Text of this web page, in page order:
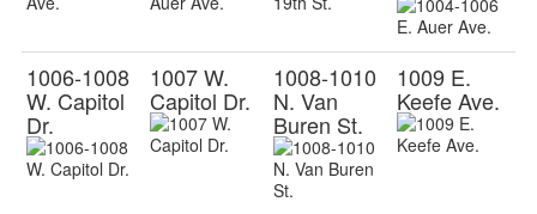
1006-1008
W. Capitol
Dr.
1007 W.
Capitol Dr.
1008-1010
N. Van
Buren St.
1009 E.
Keefe Ave.